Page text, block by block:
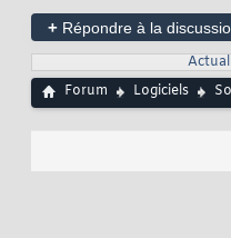
+ Répondre à la
Forum
Logiciels